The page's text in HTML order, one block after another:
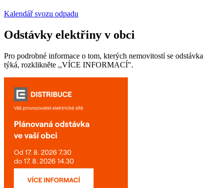
Kalendář svozu odpadu
Odstávky elektřiny v obci
Pro podrobné informace o tom, kterých nemovitostí se odstávka
týká, rozklikněte ,,VÍCE INFORMACÍ".